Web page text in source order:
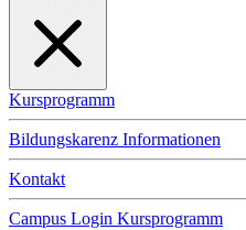
Kursprogramm
Bildungskarenz Informationen
Kontakt
Campus Login Kursprogramm